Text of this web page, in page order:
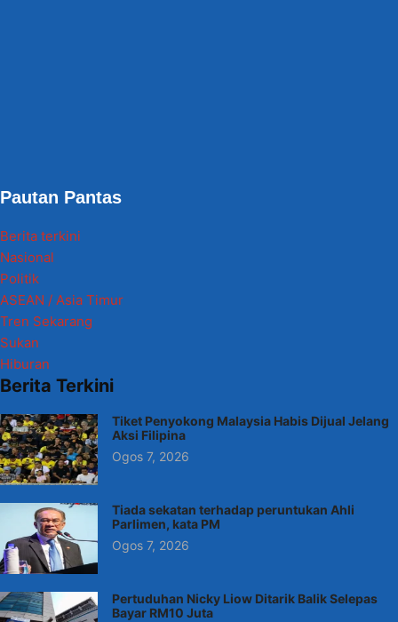
Pautan Pantas
Berita terkini
Nasional
Politik
ASEAN / Asia Timur
Tren Sekarang
Sukan
Hiburan
Berita Terkini
Tiket Penyokong Malaysia Habis Dijual Jelang
Aksi Filipina
Ogos 7, 2026
Tiada sekatan terhadap peruntukan Ahli
Parlimen, kata PM
Ogos 7, 2026
Pertuduhan Nicky Liow Ditarik Balik Selepas
Bayar RM10 Juta